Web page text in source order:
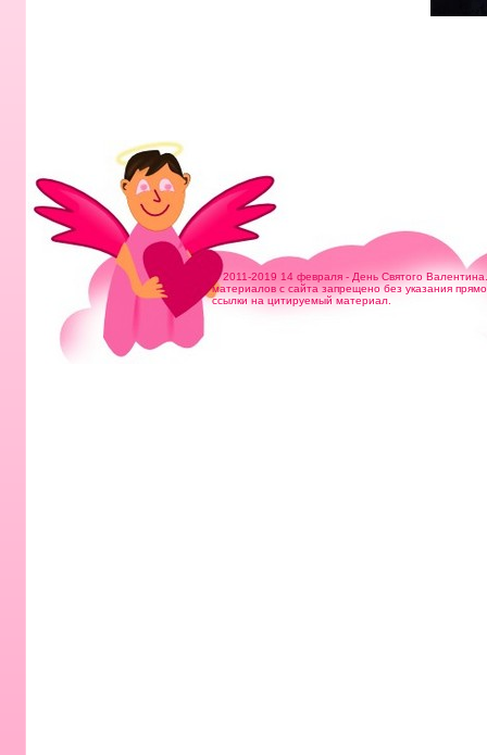
© 2011-2019 14 февраля - День Святого
материалов с сайта запрещено без указания
ссылки на цитируемый материал.